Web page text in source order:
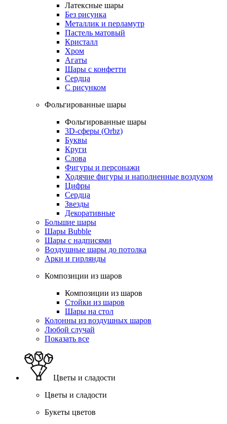
Латексные шары
Без рисунка
Металлик и перламутр
Пастель матовый
Кристалл
Хром
Агаты
Шары с конфетти
Сердца
С рисунком
Фольгированные шары
Фольгированные шары
3D-сферы (Orbz)
Буквы
Круги
Слова
Фигуры и персонажи
Ходячие фигуры и наполненные воздухом
Цифры
Сердца
Звезды
Декоративные
Большие шары
Шары Bubble
Шары с надписями
Воздушные шары до потолка
Арки и гирлянды
Композиции из шаров
Композиции из шаров
Стойки из шаров
Шары на стол
Колонны из воздушных шаров
Любой случай
Показать все
Цветы и сладости
Цветы и сладости
Букеты цветов